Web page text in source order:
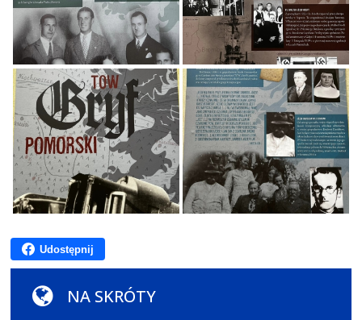
Udostępnij
NA SKRÓTY